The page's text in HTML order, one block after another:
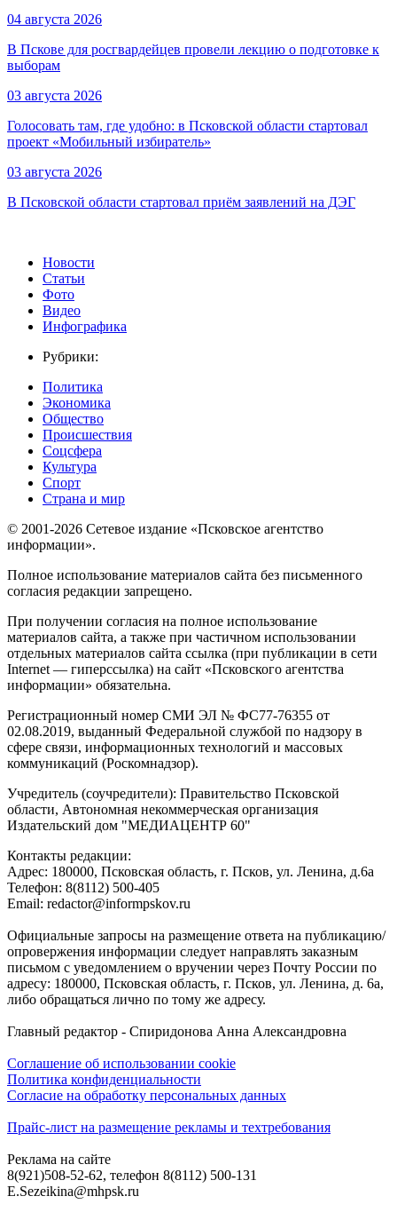
04 августа 2026
В Пскове для росгвардейцев провели лекцию о подготовке к
выборам
03 августа 2026
Голосовать там, где удобно: в Псковской области стартовал
проект «Мобильный избиратель»
03 августа 2026
В Псковской области стартовал приём заявлений на ДЭГ
Новости
Статьи
Фото
Видео
Инфографика
Рубрики:
Политика
Экономика
Общество
Происшествия
Соцсфера
Культура
Спорт
Страна и мир
© 2001-2026 Сетевое издание «Псковское агентство
информации».
Полное использование материалов сайта без письменного
согласия редакции запрещено.
При получении согласия на полное использование
материалов сайта, а также при частичном использовании
отдельных материалов сайта ссылка (при публикации в сети
Internet — гиперссылка) на сайт «Псковского агентства
информации» обязательна.
Регистрационный номер СМИ ЭЛ № ФС77-76355 от
02.08.2019, выданный Федеральной службой по надзору в
сфере связи, информационных технологий и массовых
коммуникаций (Роскомнадзор).
Учредитель (соучредители): Правительство Псковской
области, Автономная некоммерческая организация
Издательский дом "МЕДИАЦЕНТР 60"
Контакты редакции:
Адреc: 180000, Псковская область, г. Псков, ул. Ленина, д.6а
Телефон: 8(8112) 500-405
Email: redactor@informpskov.ru
Официальные запросы на размещение ответа на публикацию/
опровержения информации следует направлять заказным
письмом с уведомлением о вручении через Почту России по
адресу: 180000, Псковская область, г. Псков, ул. Ленина, д. 6а,
либо обращаться лично по тому же адресу.
Главный редактор - Спиридонова Анна Александровна
Соглашение об использовании cookie
Политика конфиденциальности
Согласие на обработку персональных данных
Прайс-лист на размещение рекламы и техтребования
Реклама на сайте
8(921)508-52-62, телефон 8(8112) 500-131
E.Sezeikina@mhpsk.ru